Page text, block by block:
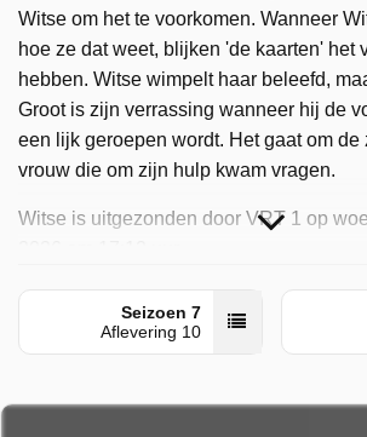
Witse om het te voorkomen. Wanneer
hoe ze dat weet, blijken 'de kaarten' het
hebben. Witse wimpelt haar beleefd,
Groot is zijn verrassing wanneer hij de
een lijk geroepen wordt. Het gaat om de
vrouw die om zijn hulp kwam vragen.
Witse is uitgezonden door VRT 1 op
Seizoen 7
Aflevering 10